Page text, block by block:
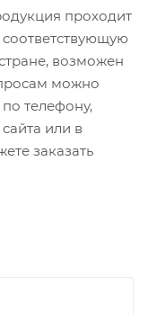
проходит
соответствующую
возможен
можно
телефону,
или в
заказать